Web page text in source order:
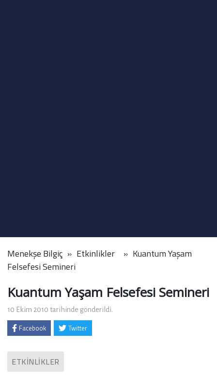
Menekşe Bilgiç Etkinlikler
Kuantum Yaşam
Felsefesi Semineri
Kuantum Yaşam Felsefesi Semineri
10 Ekim 2010 tarihinde gönderildi.
Facebook Twitter
ETKINLIKLER